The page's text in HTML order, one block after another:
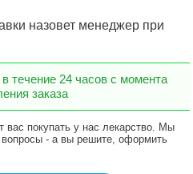
назовет менеджер при
течение 24 часов с момента
заказа
вас покупать у нас лекарство. Мы
- а вы решите, оформить